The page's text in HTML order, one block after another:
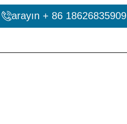
arayın + 86 18626835909